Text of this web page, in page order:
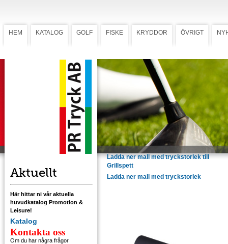
HEM KATALOG GOLF FISKE KRYDDOR ÖVRIGT
Aktuellt
Här hittar ni vår aktuella
huvudkatalog Promotion &
Leisure!
Katalog
Kontakta oss
Om du har några frågor
Grilltub
Vår populära papperstub med två stycken
grillspett samt en grilltermometer som
levereras i en 65 cm lång papperstub.
Förädlas med tryck på termometern och
grillspetten.
Mot tillägg kan även tuben förses med en
etikett i flerfärgstryck 90x74 mm.
Ladda ner mall med tryckstorlek till
Grillspett
Ladda ner mall med tryckstorlek